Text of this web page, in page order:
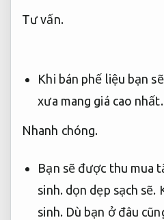
Tư vấn.
Khi bán phế liệu bạn
xưa mang giá cao nhất.
Nhanh chóng.
Bạn sẽ được thu mua
sinh.dọn dẹp sạch sẽ.
sinh.Dù bạn ở đâu